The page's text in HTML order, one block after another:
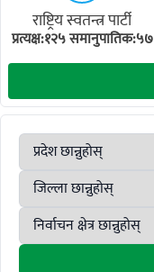
राष्ट्रिय स्वतन्त्र पार्टी
प्रत्यक्ष:१२५ समानुपातिक:५७